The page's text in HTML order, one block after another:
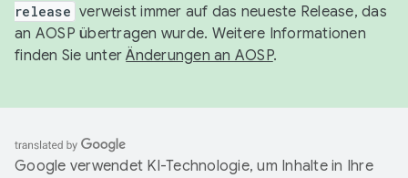
release verweist immer auf das neueste Release, das
an AOSP übertragen wurde. Weitere Informationen
finden Sie unterÄnderungen an AOSP.
Google verwendet KI-Technologie, um Inhalte in Ihre